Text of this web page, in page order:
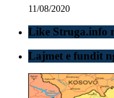
11/08/2020
Like Struga.info
Lajmet e fundit